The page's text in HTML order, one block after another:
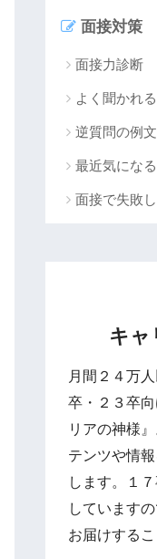
面接対策
面接力診断
よく聞かれ
逆質問の例文
最近気にな
面接で失敗
キャ
月間２４万
卒・２３卒
リアの神様
テンツや情
します。１
しています
お届けするこ